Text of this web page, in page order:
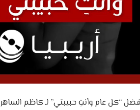
“كل عام وأنتِ حبيبتي” لـ كاظم الساهر